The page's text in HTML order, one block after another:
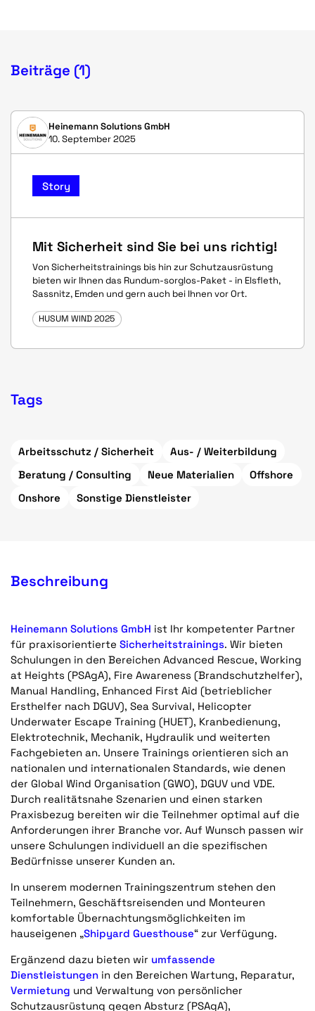
Beiträge (1)
Heinemann Solutions GmbH
10. September 2025
Story
Mit Sicherheit sind Sie bei uns richtig!
Von Sicherheitstrainings bis hin zur Schutzausrüstung
bieten wir Ihnen das Rundum-sorglos-Paket - in Elsfleth,
Sassnitz, Emden und gern auch bei Ihnen vor Ort.
HUSUM WIND 2025
Tags
Arbeitsschutz / Sicherheit
Aus- / Weiterbildung
Beratung / Consulting
Neue Materialien
Offshore
Onshore
Sonstige Dienstleister
Beschreibung
Heinemann Solutions GmbH ist Ihr kompetenter Partner
für praxisorientierte Sicherheitstrainings. Wir bieten
Schulungen in den Bereichen Advanced Rescue, Working
at Heights (PSAgA), Fire Awareness (Brandschutzhelfer),
Manual Handling, Enhanced First Aid (betrieblicher
Ersthelfer nach DGUV), Sea Survival, Helicopter
Underwater Escape Training (HUET), Kranbedienung,
Elektrotechnik, Mechanik, Hydraulik und weiterten
Fachgebieten an. Unsere Trainings orientieren sich an
nationalen und internationalen Standards, wie denen
der Global Wind Organisation (GWO), DGUV und VDE.
Durch realitätsnahe Szenarien und einen starken
Praxisbezug bereiten wir die Teilnehmer optimal auf die
Anforderungen ihrer Branche vor. Auf Wunsch passen wir
unsere Schulungen individuell an die spezifischen
Bedürfnisse unserer Kunden an.
In unserem modernen Trainingszentrum stehen den
Teilnehmern, Geschäftsreisenden und Monteuren
komfortable Übernachtungsmöglichkeiten im
hauseigenen „Shipyard Guesthouse“ zur Verfügung.
Ergänzend dazu bieten wir umfassende
Dienstleistungen in den Bereichen Wartung, Reparatur,
Vermietung und Verwaltung von persönlicher
Schutzausrüstung gegen Absturz (PSAgA),